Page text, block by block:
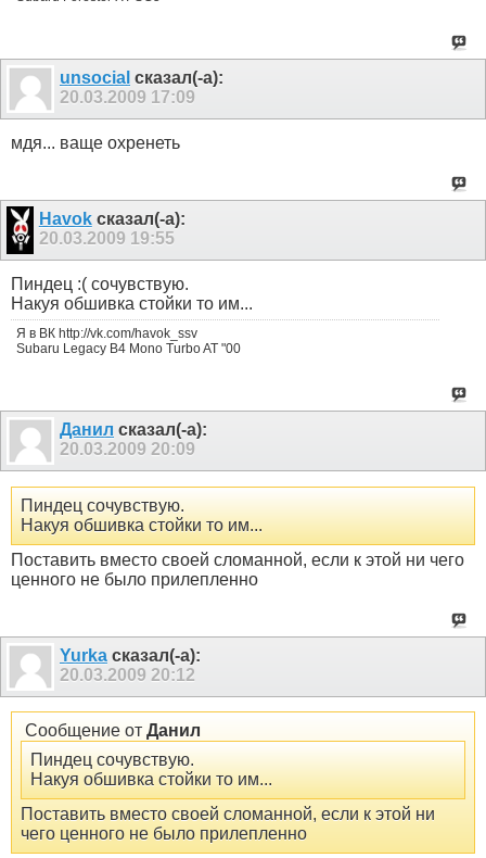
unsocial сказал(-а):
20.03.2009 17:09
мдя... ваще охренеть
Havokсказал(-а):
20.03.2009 19:55
Пиндец :( сочувствую.
Накуя обшивка стойки то им...
Я в ВК http://vk.com/havok_ssv
Subaru Legacy B4 Mono Turbo AT "00
Данил сказал(-а):
20.03.2009 20:09
Пиндец сочувствую.
Накуя обшивка стойки то им...
Поставить вместо своей сломанной, если к этой ни чего
ценного не было прилепленно
Yurka сказал(-а):
20.03.2009 20:12
Сообщение от Данил
Пиндец сочувствую.
Накуя обшивка стойки то им...
Поставить вместо своей сломанной, если к этой ни
чего ценного не было прилепленно